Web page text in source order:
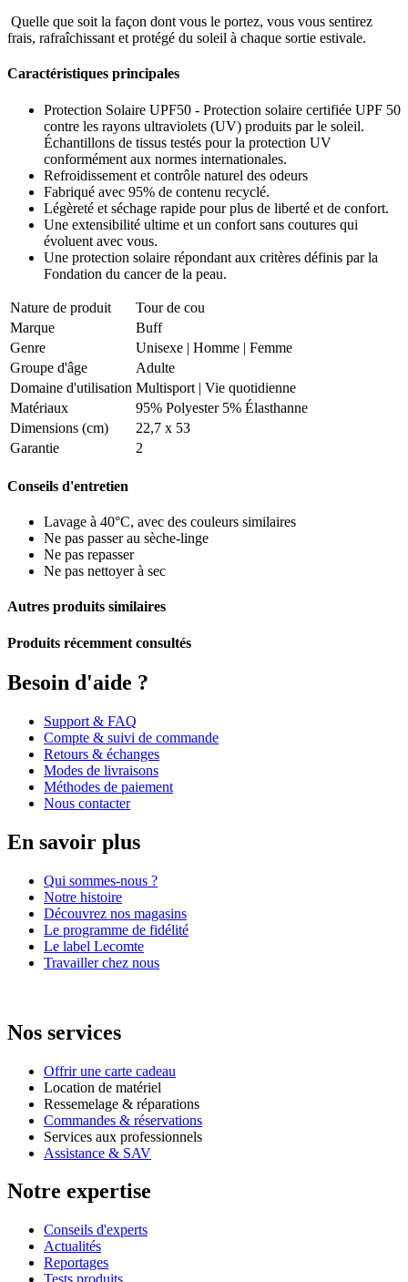
Quelle que soit la façon dont vous le portez, vous vous sentirez
frais, rafraîchissant et protégé du soleil à chaque sortie estivale.
Caractéristiques principales
Protection Solaire UPF50 - Protection solaire certifiée UPF 50
contre les rayons ultraviolets (UV) produits par le soleil.
Échantillons de tissus testés pour la protection UV
conformément aux normes internationales.
Refroidissement et contrôle naturel des odeurs
Fabriqué avec 95% de contenu recyclé.
Légèreté et séchage rapide pour plus de liberté et de confort.
Une extensibilité ultime et un confort sans coutures qui
évoluent avec vous.
Une protection solaire répondant aux critères définis par la
Fondation du cancer de la peau.
Nature de produit
Tour de cou
Marque
Buff
Genre
Unisexe | Homme | Femme
Groupe d'âge
Adulte
Domaine d'utilisation Multisport | Vie quotidienne
Matériaux
95% Polyester 5% Élasthanne
Dimensions (cm)
22,7 x 53
Garantie
2
Conseils d'entretien
Lavage à 40°C, avec des couleurs similaires
Ne pas passer au sèche-linge
Ne pas repasser
Ne pas nettoyer à sec
Autres produits similaires
Produits récemment consultés
Besoin d'aide ?
Support & FAQ
Compte & suivi de commande
Retours & échanges
Modes de livraisons
Méthodes de paiement
Nous contacter
En savoir plus
Qui sommes-nous ?
Notre histoire
Découvrez nos magasins
Le programme de fidélité
Le label Lecomte
Travailler chez nous
Nos services
Offrir une carte cadeau
Location de matériel
Ressemelage & réparations
Commandes & réservations
Services aux professionnels
Assistance & SAV
Notre expertise
Conseils d'experts
Actualités
Reportages